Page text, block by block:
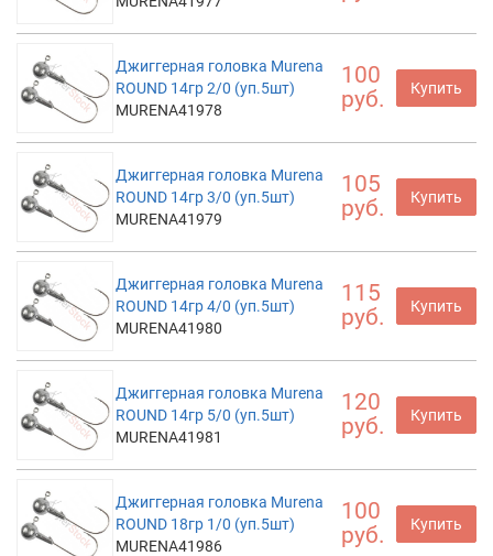
Джиггерная головка Murena
ROUND 14гр 2/0 (уп.5шт)
MURENA41978
100
руб.
Купить
Джиггерная головка Murena
ROUND 14гр 3/0 (уп.5шт)
MURENA41979
105
руб.
Купить
Джиггерная головка Murena
ROUND 14гр 4/0 (уп.5шт)
MURENA41980
115
руб.
Купить
Джиггерная головка Murena
ROUND 14гр 5/0 (уп.5шт)
MURENA41981
120
руб.
Купить
Джиггерная головка Murena
ROUND 18гр 1/0 (уп.5шт)
MURENA41986
100
руб.
Купить